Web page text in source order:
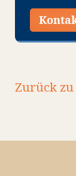
Zurück zu